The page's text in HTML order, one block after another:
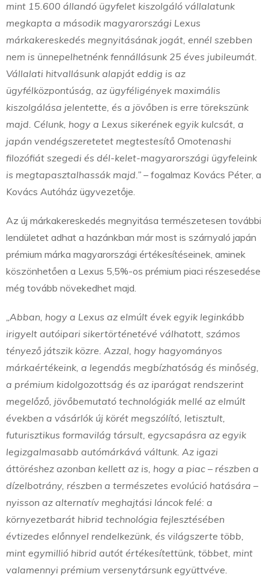
mint 15.600 állandó ügyfelet kiszolgáló vállalatunk
megkapta a második magyarországi Lexus
márkakereskedés megnyitásának jogát, ennél szebben
nem is ünnepelhetnénk fennállásunk 25 éves jubileumát.
Vállalati hitvallásunk alapját eddig is az
ügyfélközpontúság, az ügyféligények maximális
kiszolgálása jelentette, és a jövőben is erre törekszünk
majd. Célunk, hogy a Lexus sikerének egyik kulcsát, a
japán vendégszeretetet megtestesítő Omotenashi
filozófiát szegedi és dél-kelet-magyarországi ügyfeleink
is megtapasztalhassák majd.” – fogalmaz Kovács Péter, a
Kovács Autóház ügyvezetője.
Az új márkakereskedés megnyitása természetesen további
lendületet adhat a hazánkban már most is szárnyaló japán
prémium márka magyarországi értékesítéseinek, aminek
köszönhetően a Lexus 5,5%-os prémium piaci részesedése
még tovább növekedhet majd.
„Abban, hogy a Lexus az elmúlt évek egyik leginkább
irigyelt autóipari sikertörténetévé válhatott, számos
tényező játszik közre. Azzal, hogy hagyományos
márkaértékeink, a legendás megbízhatóság és minőség,
a prémium kidolgozottság és az iparágat rendszerint
megelőző, jövőbemutató technológiák mellé az elmúlt
években a vásárlók új körét megszólító, letisztult,
futurisztikus formavilág társult, egycsapásra az egyik
legizgalmasabb autómárkává váltunk. Az igazi
áttöréshez azonban kellett az is, hogy a piac – részben a
dízelbotrány, részben a természetes evolúció hatására –
nyisson az alternatív meghajtási láncok felé: a
környezetbarát hibrid technológia fejlesztésében
évtizedes előnnyel rendelkezünk, és világszerte több,
mint egymillió hibrid autót értékesítettünk, többet, mint
valamennyi prémium versenytársunk együttvéve.